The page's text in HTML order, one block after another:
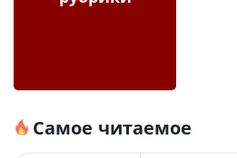
Самое читаемое